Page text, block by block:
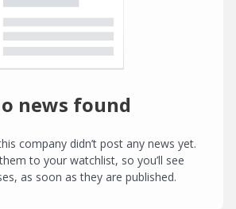
news found
company didn’t post any news yet.
to your watchlist, so you’ll see
as soon as they are published.